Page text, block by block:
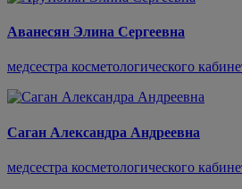
Аванесян Элина Сергеевна
медсестра косметологического
Саган Александра Андреевна
медсестра косметологического